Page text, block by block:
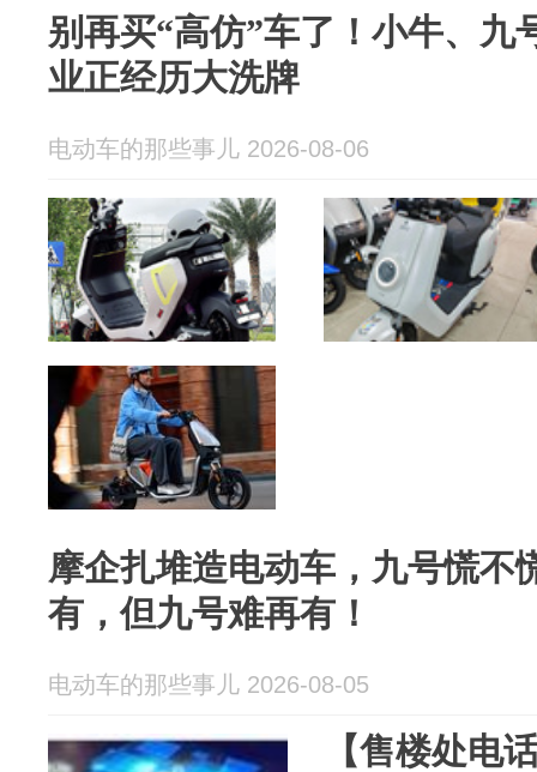
别再买“高仿”车了！小牛、九
业正经历大洗牌
电动车的那些事儿 2026-08-06
摩企扎堆造电动车，九号慌不
有，但九号难再有！
电动车的那些事儿 2026-08-05
【售楼处电